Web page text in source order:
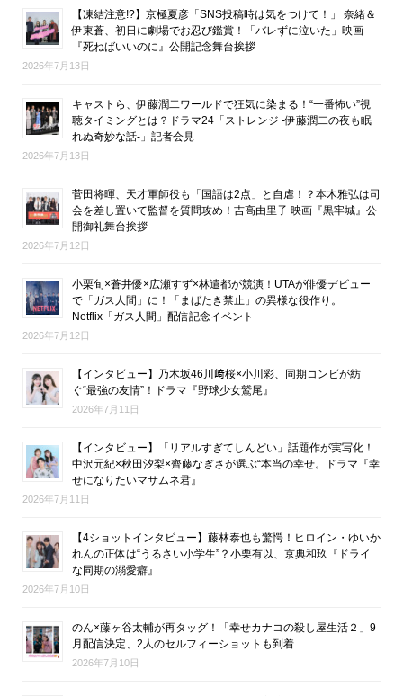
【凍結注意!?】京極夏彦「SNS投稿時は気をつけて！」 奈緒＆
伊東蒼、初日に劇場でお忍び鑑賞！「バレずに泣いた」映画
『死ねばいいのに』公開記念舞台挨拶
2026年7月13日
キャストら、伊藤潤二ワールドで狂気に染まる！“一番怖い”視
聴タイミングとは？ドラマ24「ストレンジ -伊藤潤二の夜も眠
れぬ奇妙な話-」記者会見
2026年7月13日
菅田将暉、天才軍師役も「国語は2点」と自虐！？本木雅弘は司
会を差し置いて監督を質問攻め！吉高由里子 映画『黒牢城』公
開御礼舞台挨拶
2026年7月12日
小栗旬×蒼井優×広瀬すず×林遣都が競演！UTAが俳優デビュー
で「ガス人間」に！「まばたき禁止」の異様な役作り。
Netflix「ガス人間」配信記念イベント
2026年7月12日
【インタビュー】乃木坂46川﨑桜×小川彩、同期コンビが紡
ぐ“最強の友情”！ドラマ『野球少女鷲尾』
2026年7月11日
【インタビュー】「リアルすぎてしんどい」話題作が実写化！
中沢元紀×秋田汐梨×齊藤なぎさが選ぶ“本当の幸せ。ドラマ『幸
せになりたいマサムネ君』
2026年7月11日
【4ショットインタビュー】藤林泰也も驚愕！ヒロイン・ゆいか
れんの正体は“うるさい小学生”？小栗有以、京典和玖『ドライ
な同期の溺愛癖』
2026年7月10日
のん×藤ヶ谷太輔が再タッグ！「幸せカナコの殺し屋生活２」9
月配信決定、2人のセルフィーショットも到着
2026年7月10日